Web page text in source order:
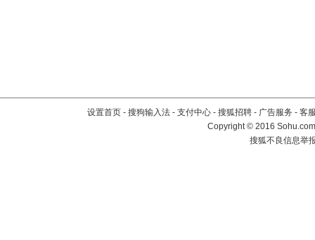
设置首页 - 搜狗输入法 - 支付中心 - 搜狐招聘 - 广告服务 - 客
Copyright©2016
搜狐不良信息举